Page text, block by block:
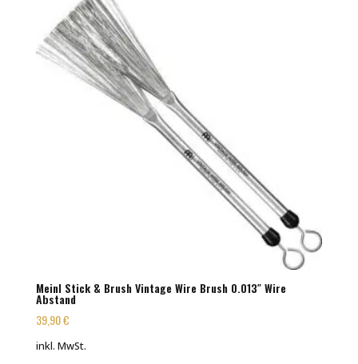
Meinl Stick & Brush Vintage Wire Brush 0.013″ Wire
Abstand
39,90€
inkl. MwSt.